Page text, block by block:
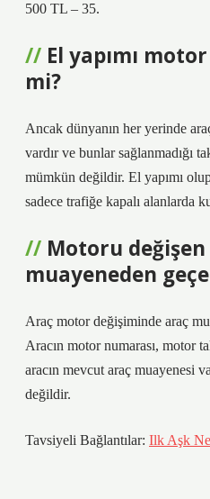
500 TL – 35.
El yapımı
mi?
Ancak dünyanın her yerinde
vardır ve bunlar sağlanmadığı
mümkün değildir. El yapımı
sadece trafiğe kapalı alanlarda
Motoru
muayeneden
Araç motor değişiminde araç
Aracın motor numarası, motor
aracın mevcut araç muayenesi
değildir.
Tavsiyeli Bağlantılar: Ilk Aşk Ne